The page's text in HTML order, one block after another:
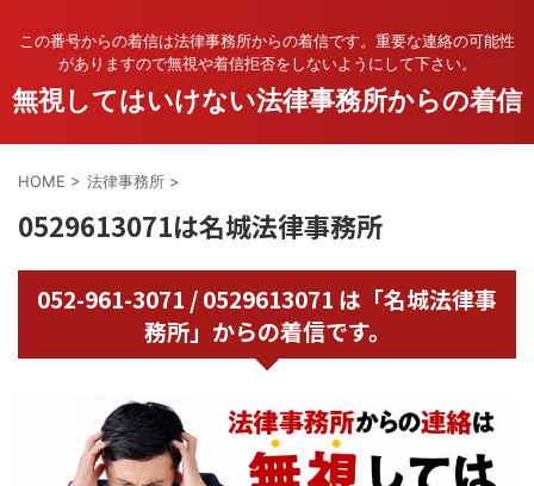
この番号からの着信は法律事務所からの着信です。重要な連絡の可能性
がありますので無視や着信拒否をしないようにして下さい。
無視してはいけない法律事務所からの着信
HOME > 法律事務所 >
0529613071は名城法律事務所
052-961-3071 / 0529613071 は「名城法律事
務所」からの着信です。